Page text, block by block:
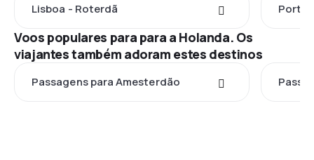
Lisboa - Roterdã Porto
Voos populares para para a Holanda. Os
viajantes também adoram estes destinos
Passagens para Amesterdão